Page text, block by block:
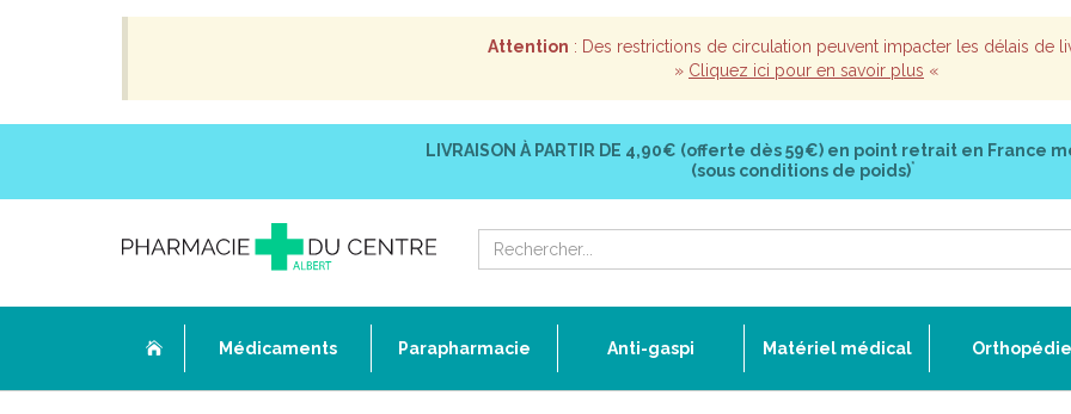
Attention : Des restrictions de circulation peuvent impacter les délais de
» Cliquez ici pour en savoir plus «
LIVRAISON À PARTIR DE 4,90€ (offerte dès 59€) en point retrait en France
(sous conditions de poids)*
Médicaments Parapharmacie Anti-gaspi Matériel médical Orthopédie